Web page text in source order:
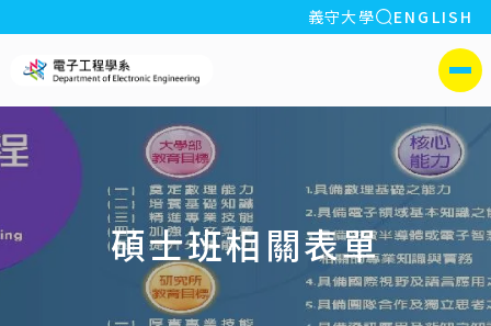
:::
義守大學 全站搜索
ENGLISH
側選單
碩士班相關表單